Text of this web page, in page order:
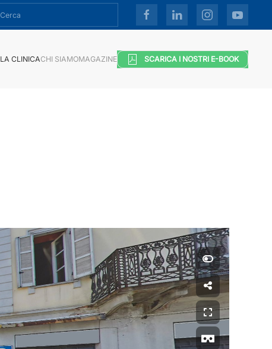
LA CLINICACHI SIAMOMAGAZINE SCARICA I NOSTRI E-BOOK